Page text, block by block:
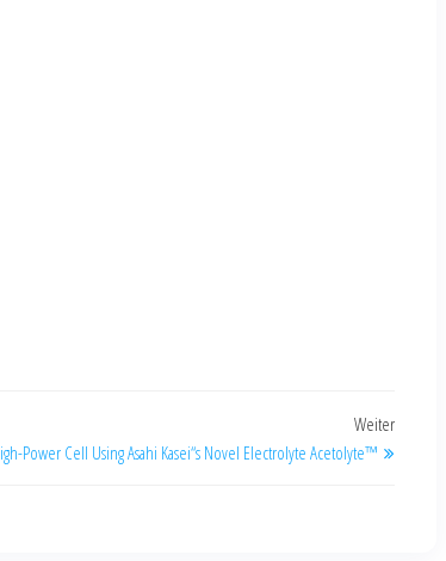
Weiter
Power Cell Using Asahi Kasei“s Novel Electrolyte Acetolyte™